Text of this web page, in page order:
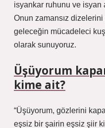
isyankar ruhunu ve isyan
Onun zamansız
geleceğin mücadeleci
olarak sunuyoruz.
Üşüyorum
kime ait?
“Üşüyorum, gözlerini
eşsiz bir şairin eşsiz şiir